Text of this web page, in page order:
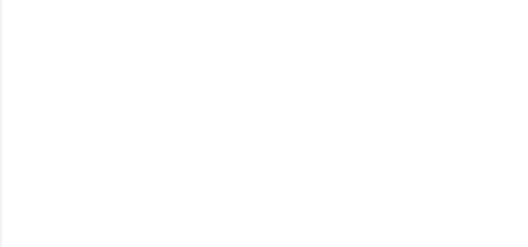
ÊTRE